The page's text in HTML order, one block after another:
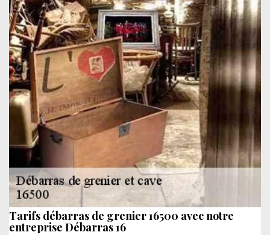
Tarifs débarras de grenier 16500 avec notre
entreprise Débarras 16